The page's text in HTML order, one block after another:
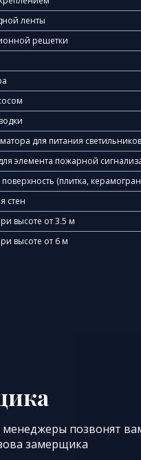
ленты
решетки
для питания светильников
элемента пожарной
(плитка,
стен
высоте от 3.5 м
высоте от 6 м
позвонят
замерщика